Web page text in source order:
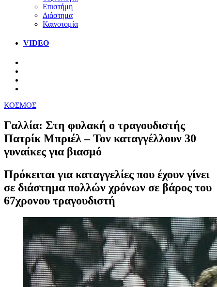
Επιστήμη
Διάστημα
Καινοτομία
VIDEO
ΚΟΣΜΟΣ
Γαλλία: Στη φυλακή ο τραγουδιστής
Πατρίκ Μπριέλ – Τον καταγγέλλουν 30
γυναίκες για βιασμό
Πρόκειται για καταγγελίες που έχουν γίνει
σε διάστημα πολλών χρόνων σε βάρος του
67χρονου τραγουδιστή